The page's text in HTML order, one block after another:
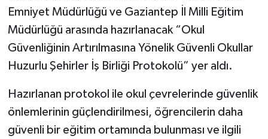
Emniyet Müdürlüğü ve Gaziantep İl Milli Eğitim
Müdürlüğü arasında hazırlanacak “Okul
Güvenliğinin Artırılmasına Yönelik Güvenli Okullar
Huzurlu Şehirler İş Birliği Protokolü” yer aldı.
Hazırlanan protokol ile okul çevrelerinde güvenlik
önlemlerinin güçlendirilmesi, öğrencilerin daha
güvenli bir eğitim ortamında bulunması ve ilgili